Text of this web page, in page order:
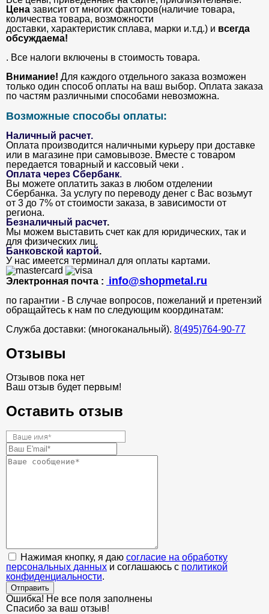
Цена зависит от многих факторов(наличие товара,
количества товара, возможности
доставки, характеристик сплава, марки и.т.д.) и всегда
обсуждаема!
. Все налоги включены в стоимость товара.
Внимание! Для каждого отдельного заказа возможен
только один способ оплаты на ваш выбор. Оплата заказа
по частям различными способами невозможна.
Возможные способы оплаты:
Наличный расчет.
Оплата производится наличными курьеру при доставке
или в магазине при самовывозе. Вместе с товаром
передается товарный и кассовый чеки .
Оплата через Сбербанк.
Вы можете оплатить заказ в любом отделении
Сбербанка. За услугу по переводу денег с Вас возьмут
от 3 до 7% от стоимости заказа, в зависимости от
региона.
Безналичный расчет.
Мы можем выставить счет как для юридических, так и
для физических лиц.
Банковской картой.
У нас имеется терминал для оплаты картами.
Электронная почта : info@shopmetal.ru
по гарантии - В случае вопросов, пожеланий и претензий
обращайтесь к нам по следующим координатам:
Служба доставки: (многоканальный). 8(495)764-90-77
Отзывы
Отзывов пока нет
Ваш отзыв будет первым!
Оставить отзыв
Нажимая кнопку, я даю согласие на обработку
персональных данных и соглашаюсь с политикой
конфиденциальности.
Отправить
Ошибка! Не все поля заполнены
Спасибо за ваш отзыв!